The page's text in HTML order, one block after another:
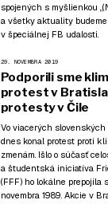
spojených s myšlienkou
a všetky aktuality
v špeciálnej FB udalosti.
29. NOVEMBRA 2019
Podporili sme
protest v
protesty v Čile
Vo viacerých slovenských
dnes konal protest proti
zmenám. Išlo o súčasť
a študentská iniciatíva
(FFF) ho lokálne prepojila
novembra 1989. Akcie v